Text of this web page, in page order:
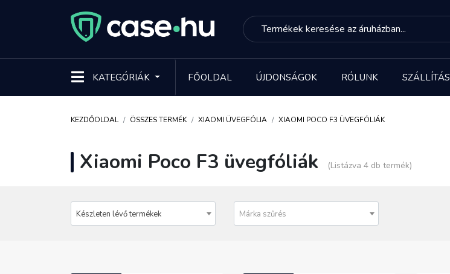
KATEGÓRIÁK FŐOLDAL ÚJDONSÁGOK RÓLUNK SZÁLLÍTÁS
KEZDŐOLDAL ÖSSZES TERMÉK XIAOMI ÜVEGFÓLIA XIAOMI POCO F3 ÜVEGFÓLIÁK
Xiaomi Poco F3 üvegfóliák (Listázva 4 db termék)
Készleten lévő termékek Márka szűrés